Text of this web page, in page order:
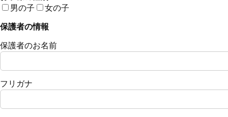
男の子
女の子
保護者の情報
保護者のお名前
フリガナ